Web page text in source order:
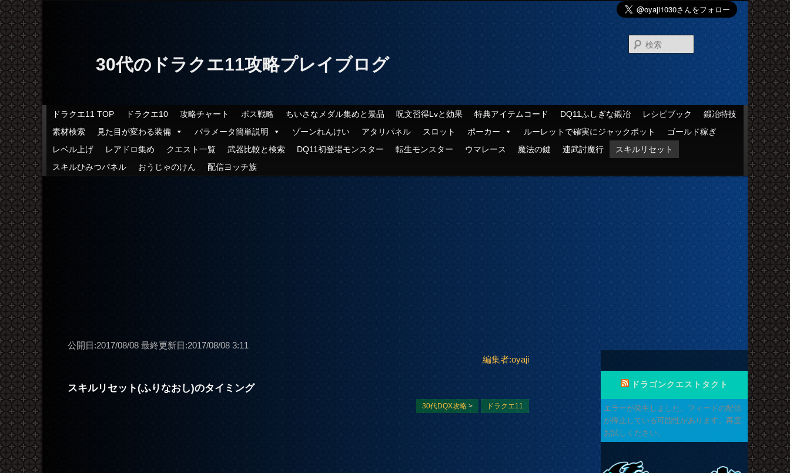
30代のドラクエ11攻略プレイブログ
索
メインメニュー
メインコンテンツへ移動
サブコンテンツへ移動
ドラクエ11 TOP ドラクエ10 攻略チャート ボス戦略 ちいさなメダル集めと景品 呪文習得Lvと効果 特典アイテムコード DQ11ふしぎな鍛冶 レシピブック
鍛冶特技
素材検索
見た目が変わる装備 パラメータ簡単説明 ゾーンれんけい アタリパネル スロット ポーカー ルーレットで確実にジャックポット
ゴールド稼ぎ
レベル上げ
レアドロ集め クエスト一覧 武器比較と検索 DQ11初登場モンスター 転生モンスター ウマレース 魔法の鍵 連武討魔行
スキルリセット
スキルひみつパネル
おうじゃのけん 配信ヨッチ族
公開日:2017/08/08 最終更新日:2017/08/08 3:11
編集者:oyaji
スキルリセット(ふりなおし)のタイミング
30代DQX攻略> ドラクエ11
ドラゴンクエストタクト
エラーが発生しました。フィードの配信
が停止している可能性があります。再度
お試しください。